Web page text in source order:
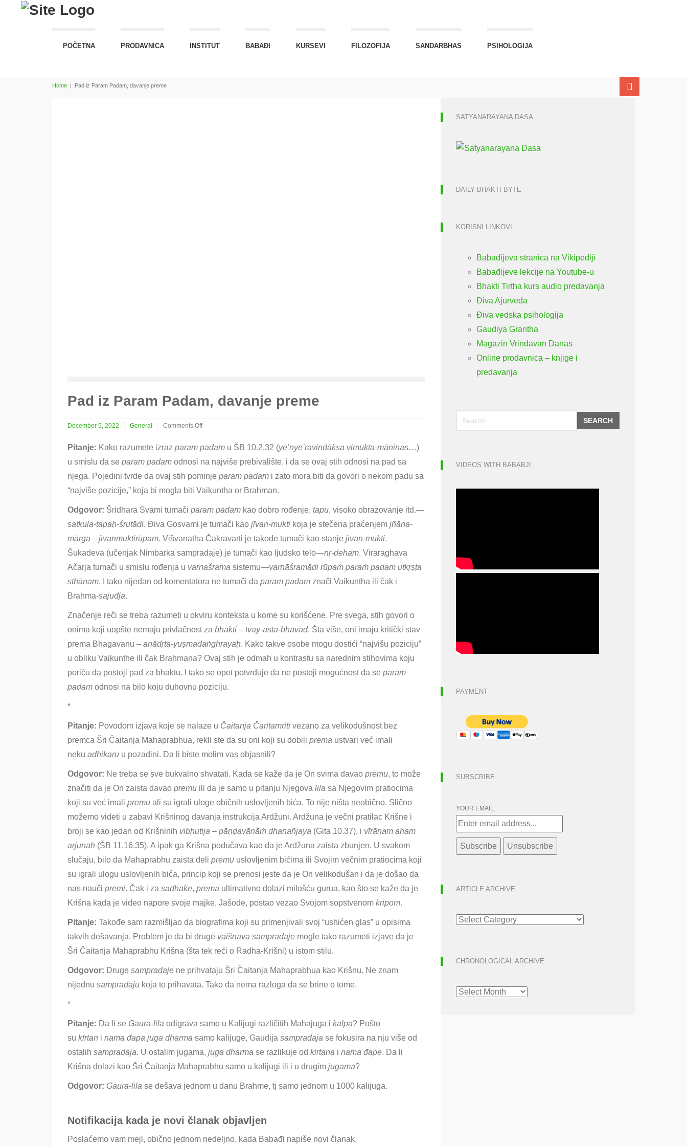
POČETNA PRODAVNICA INSTITUT BABAĐI KURSEVI FILOZOFIJA SANDARBHAS PSIHOLOGIJA
Home | Pad iz Param Padam, davanje preme
Pad iz Param Padam, davanje preme
December 5, 2022 General
Comments Off
Param
Padam,
davanje
preme
Pitanje: Kako razumete izraz param padam u ŠB 10.2.32 (ye’nye’ravindākṣa vimukta-māninas…)
u smislu da se param padam odnosi na najviše prebivalište, i da se ovaj stih odnosi na pad sa
njega. Pojedini tvrde da ovaj stih pominje param padam i zato mora biti da govori o nekom padu sa
“najviše pozicije,” koja bi mogla biti Vaikuntha or Brahman.
Odgovor: Šridhara Svami tumači param padam kao dobro rođenje, tapu, visoko obrazovanje itd.—
satkula-tapaḥ-śrutādi. Điva Gosvami je tumači kao jīvan-mukti koja je stečena praćenjem jñāna-
mārga—jīvanmuktirūpam. Višvanatha Čakravarti je takođe tumači kao stanje jīvan-mukti.
Šukadeva (učenjak Nimbarka sampradaje) je tumači kao ljudsko telo—nṛ-deham. Viraraghava
Ačarja tumači u smislu rođenja u varnašrama sistemu—varnāśramādi rūpaṁ paraṁ padam utkṛṣṭa
sthānam. I tako nijedan od komentatora ne tumači da paraṁ padam znači Vaikuntha ili čak i
Brahma-sajuđja.
Značenje reči se treba razumeti u okviru konteksta u kome su korišćene. Pre svega, stih govori o
onima koji uopšte nemaju privlačnost za bhakti – tvay-asta-bhāvād. Šta više, oni imaju kritički stav
prema Bhagavanu – anādṛta-yuṣmadaṅghrayaḥ. Kako takve osobe mogu dostići “najvišu poziciju”
u obliku Vaikunthe ili čak Brahmana? Ovaj stih je odmah u kontrastu sa narednim stihovima koju
poriču da postoji pad za bhaktu. I tako se opet potvrđuje da ne postoji mogućnost da se param
padam odnosi na bilo koju duhovnu poziciju.
*
Pitanje: Povodom izjava koje se nalaze u Čaitanja Čaritamriti vezano za velikodušnost bez
premca Šri Čaitanja Mahaprabhua, rekli ste da su oni koji su dobili prema ustvari već imali
neku adhikaru u pozadini. Da li biste molim vas objasnili?
Odgovor: Ne treba se sve bukvalno shvatati. Kada se kaže da je On svima davao premu, to može
značiti da je On zaista davao premu ili da je samo u pitanju Njegova lila sa Njegovim pratiocima
koji su već imali premu ali su igrali uloge običnih uslovljenih bića. To nije ništa neobično. Slično
možemo videti u zabavi Krišninog davanja instrukcija Ardžuni. Ardžuna je večni pratilac Krišne i
broji se kao jedan od Krišninih vibhutija – pāṇḍavānāṁ dhanañjaya (Gita 10.37), i vīrāṇam aham
arjunah (ŠB 11.16.35). A ipak ga Krišna podučava kao da je Ardžuna zaista zbunjen. U svakom
slučaju, bilo da Mahaprabhu zaista deli premu uslovljenim bićima ili Svojim večnim pratiocima koji
su igrali ulogu uslovljenih bića, princip koji se prenosi jeste da je On velikodušan i da je došao da
nas nauči premi. Čak i za sadhake, prema ultimativno dolazi milošću gurua, kao što se kaže da je
Krišna kada je video napore svoje majke, Jašode, postao vezao Svojom sopstvenom kripom.
Pitanje: Takođe sam razmišljao da biografima koji su primenjivali svoj “ushićen glas” u opisima
takvih dešavanja. Problem je da bi druge vaišnava sampradaje mogle tako razumeti izjave da je
Šri Čaitanja Mahaprabhu Krišna (šta tek reći o Radha-Krišni) u istom stilu.
Odgovor: Druge sampradaje ne prihvataju Šri Čaitanja Mahaprabhua kao Krišnu. Ne znam
nijednu sampradaju koja to prihavata. Tako da nema razloga da se brine o tome.
*
Pitanje: Da li se Gaura-lila odigrava samo u Kalijugi različitih Mahajuga i kalpa? Pošto
su kīrtan i nama đapa juga dharma samo kalijuge, Gaudija sampradaja se fokusira na nju više od
ostalih sampradaja. U ostalim jugama, juga dharma se razlikuje od kirtana i nama đape. Da li
Krišna dolazi kao Šri Čaitanja Mahaprabhu samo u kalijugi ili i u drugim jugama?
Odgovor: Gaura-lila se dešava jednom u danu Brahme, tj samo jednom u 1000 kalijuga.
Notifikacija kada je novi članak objavljen
Poslaćemo vam mejl, obično jednom nedeljno, kada Babađi napiše novi članak.
SATYANARAYANA DASA
DAILY BHAKTI BYTE
KORISNI LINKOVI
Babađijeva stranica na Vikipediji
Babađijeve lekcije na Youtube-u
Bhakti Tirtha kurs audio predavanja
Điva Ajurveda
Điva vedska psihologija
Gaudiya Grantha
Magazin Vrindavan Danas
Online prodavnica – knjige i
predavanja
SEARCH
VIDEOS WITH BABABJI
PAYMENT
SUBSCRIBE
YOUR EMAIL:
ARTICLE ARCHIVE
ARTICLE
ARCHIVE
CHRONOLOGICAL ARCHIVE
CHRONOLOGICAL
ARCHIVE